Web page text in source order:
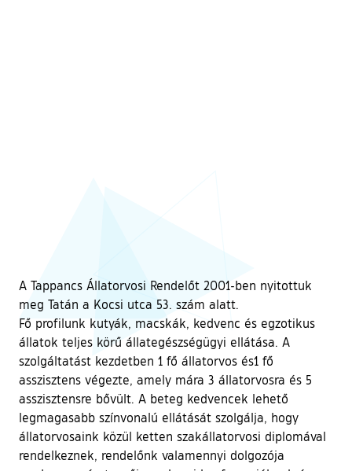
A Tappancs Állatorvosi Rendelőt 2001-ben nyitottuk
meg Tatán a Kocsi utca 53. szám alatt.
Fő profilunk kutyák, macskák, kedvenc és egzotikus
állatok teljes körű állategészségügyi ellátása. A
szolgáltatást kezdetben 1 fő állatorvos és1 fő
asszisztens végezte, amely mára 3 állatorvosra és 5
asszisztensre bővült. A beteg kedvencek lehető
legmagasabb színvonalú ellátását szolgálja, hogy
állatorvosaink közül ketten szakállatorvosi diplomával
rendelkeznek, rendelőnk valamennyi dolgozója